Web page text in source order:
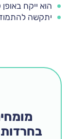
הוא ייקח
יתקשה
בחרדות